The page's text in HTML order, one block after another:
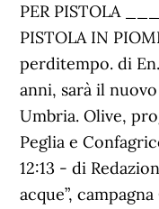
PER PISTOLA
PISTOLA IN
perditempo. di
anni, sarà il
Umbria. Olive,
Peglia e
12:13 - di
acque”,